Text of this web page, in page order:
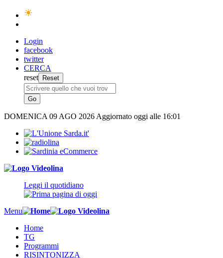
Login
facebook
twitter
CERCA
reset
DOMENICA 09 AGO 2026 Aggiornato oggi alle 16:01
Leggi il quotidiano
Menu
Home
TG
Programmi
RISINTONIZZA